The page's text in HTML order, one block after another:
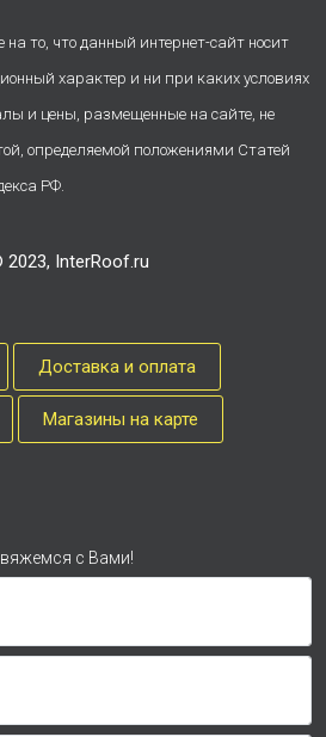
то, что данный интернет-сайт носит
характер и ни при каких условиях
и цены, размещенные на сайте, не
определяемой положениями Статей
РФ.
InterRoof.ru
Доставка и оплата
Магазины на карте
с Вами!